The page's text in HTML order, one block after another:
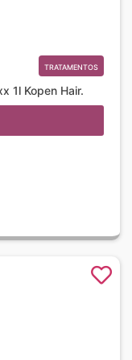
TRATAMENTOS
1l Kopen Hair.